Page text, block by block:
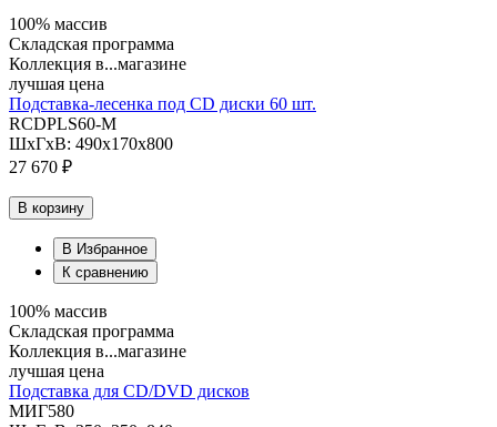
100% массив
Складская программа
Коллекция в...магазине
лучшая цена
Подставка-лесенка под CD диски 60 шт.
RCDPLS60-M
ШхГхВ: 490х170х800
27 670 ₽
В корзину
В Избранное
К сравнению
100% массив
Складская программа
Коллекция в...магазине
лучшая цена
Подставка для CD/DVD дисков
МИГ580